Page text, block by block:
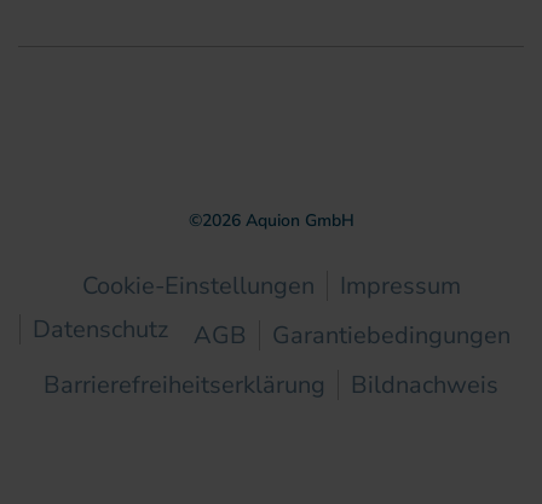
©2026Aquion GmbH
Cookie-Einstellungen
Impressum
Datenschutz
AGB
Garantiebedingungen
Barrierefreiheitserklärung
Bildnachweis